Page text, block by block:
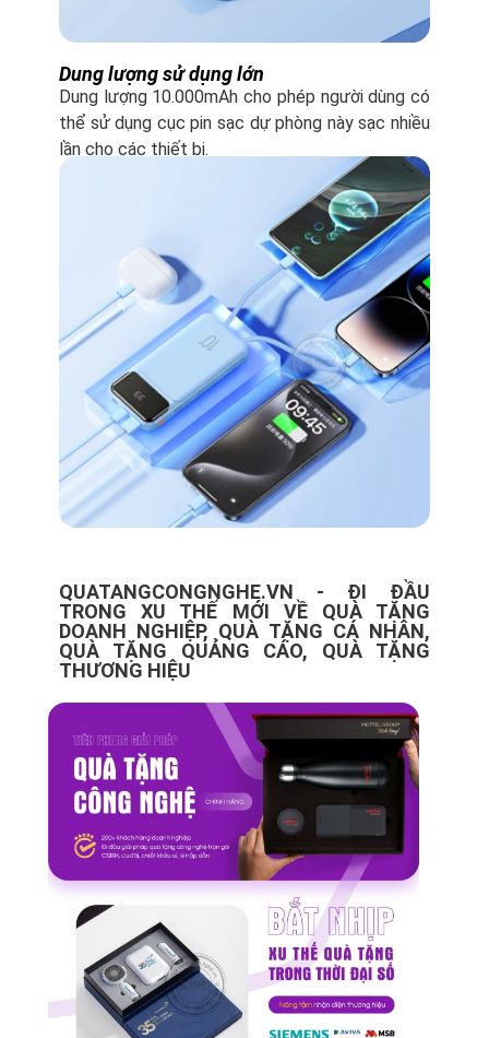
Dung lượng sử dụng lớn
Dung lượng 10.000mAh cho phép người dùng có
thể sử dụng cục pin sạc dự phòng này sạc nhiều
lần cho các thiết bị.
QUATANGCONGNGHE.VN - ĐI ĐẦU
TRONG XU THẾ MỚI VỀ QUÀ TẶNG
DOANH NGHIỆP, QUÀ TẶNG CÁ NHÂN,
QUÀ TẶNG QUẢNG CÁO, QUÀ TẶNG
THƯƠNG HIỆU